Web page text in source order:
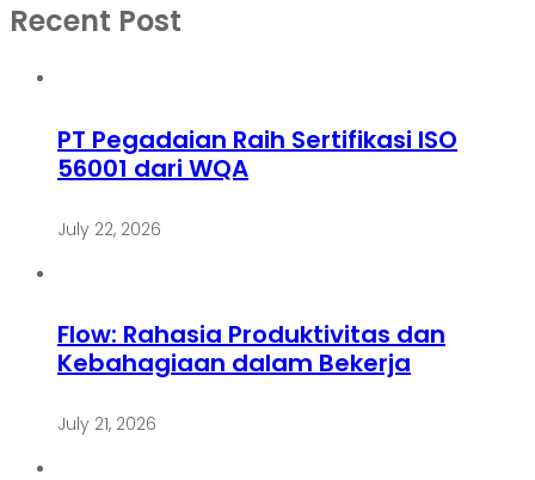
Recent Post
PT Pegadaian Raih Sertifikasi ISO
56001 dari WQA
July 22, 2026
Flow: Rahasia Produktivitas dan
Kebahagiaan dalam Bekerja
July 21, 2026